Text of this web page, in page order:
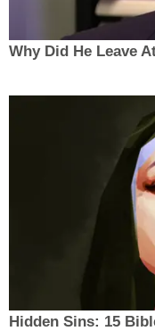
Why Did He Leave
Hidden Sins: 15